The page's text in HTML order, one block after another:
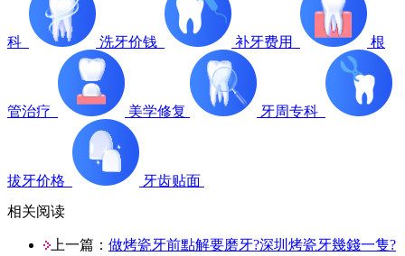
科 洗牙价钱 补牙费用 根
管治疗 美学修复 牙周专科
拔牙价格
牙齿贴面
相关阅读
上一篇： 做烤瓷牙前點解要磨牙?深圳烤瓷牙幾錢一隻?